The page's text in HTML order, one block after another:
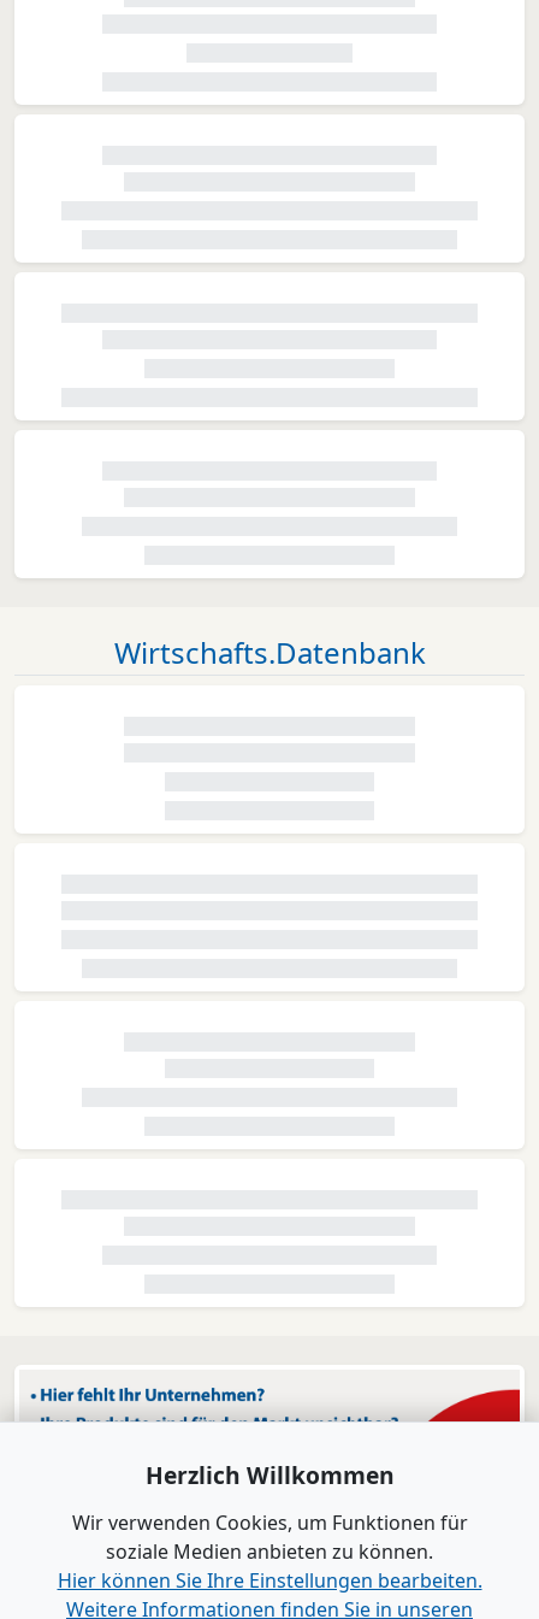
Wirtschafts.Datenbank
Herzlich Willkommen
Wir verwenden Cookies, um Funktionen für
soziale Medien anbieten zu können.
Hier können Sie Ihre Einstellungen bearbeiten.
Weitere Informationen finden Sie in unseren